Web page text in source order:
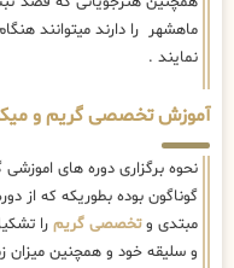
ماهشهر را دارند میتوانند
نمایند .
آموزش تخصصی گریم و
نحوه برگزاری دوره های
گوناگون بوده بطوریکه که از
مبتدی وتخصصی گریم را
و سلیقه خود و همچنین میزان